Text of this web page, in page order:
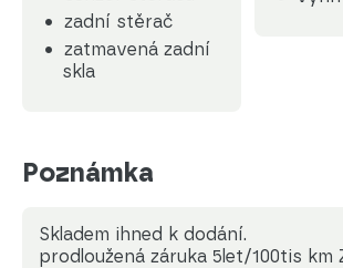
zadní stěrač
zatmavená zadní
skla
Poznámka
Skladem ihned k dodání.
prodloužená záruka 5let/100tis km